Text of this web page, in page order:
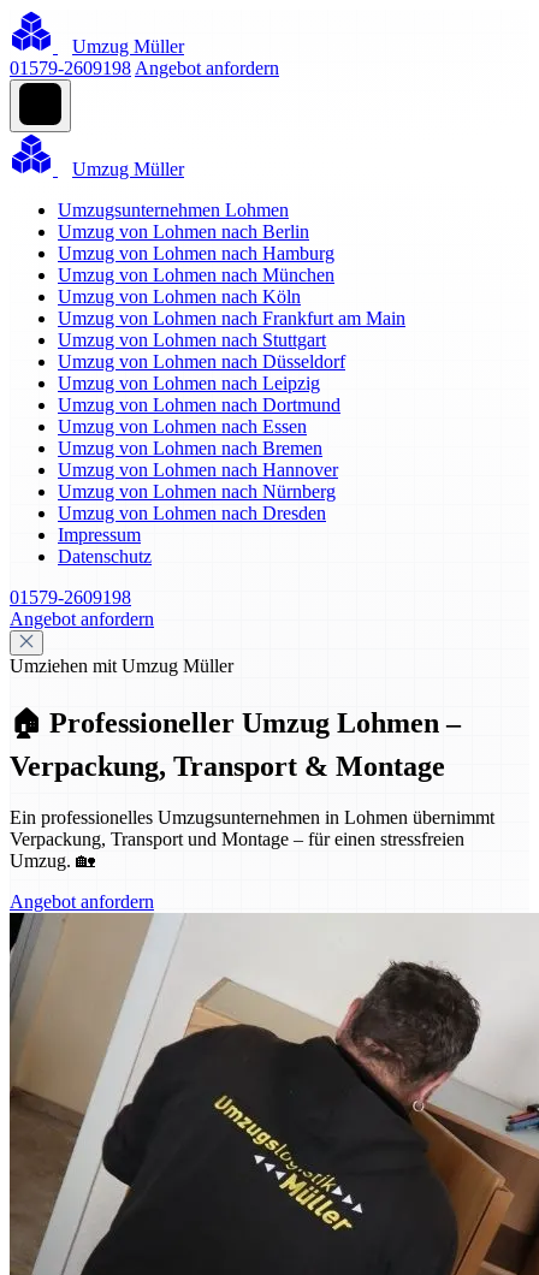
Umzug Müller
01579-2609198 Angebot anfordern
Umzug Müller
Umzugsunternehmen Lohmen
Umzug von Lohmen nach Berlin
Umzug von Lohmen nach Hamburg
Umzug von Lohmen nach München
Umzug von Lohmen nach Köln
Umzug von Lohmen nach Frankfurt am Main
Umzug von Lohmen nach Stuttgart
Umzug von Lohmen nach Düsseldorf
Umzug von Lohmen nach Leipzig
Umzug von Lohmen nach Dortmund
Umzug von Lohmen nach Essen
Umzug von Lohmen nach Bremen
Umzug von Lohmen nach Hannover
Umzug von Lohmen nach Nürnberg
Umzug von Lohmen nach Dresden
Impressum
Datenschutz
01579-2609198
Angebot anfordern
Umziehen mit Umzug Müller
🏠 Professioneller Umzug Lohmen –
Verpackung, Transport & Montage
Ein professionelles Umzugsunternehmen in Lohmen übernimmt
Verpackung, Transport und Montage – für einen stressfreien
Umzug. 🏡
Angebot anfordern